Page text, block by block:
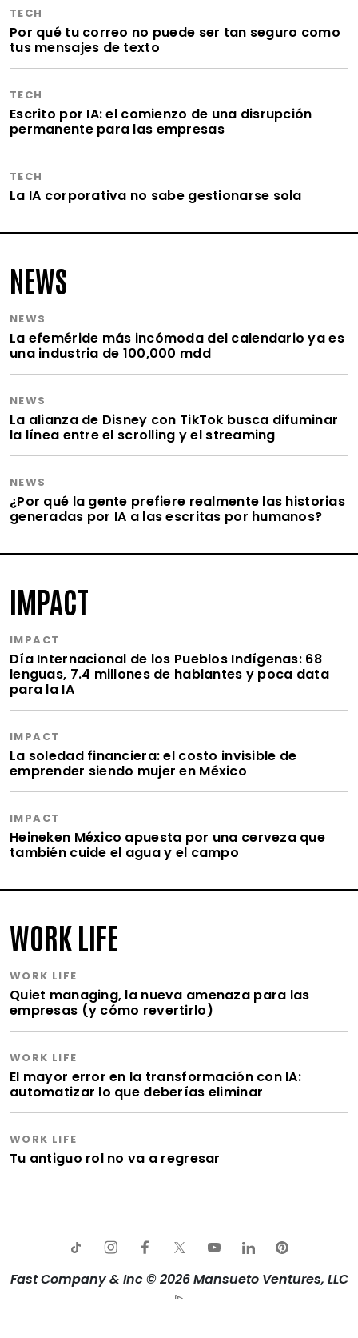
TECH
Por qué tu correo no puede ser tan seguro como
tus mensajes de texto
TECH
Escrito por IA: el comienzo de una disrupción
permanente para las empresas
TECH
La IA corporativa no sabe gestionarse sola
NEWS
NEWS
La efeméride más incómoda del calendario ya es
una industria de 100,000 mdd
NEWS
La alianza de Disney con TikTok busca difuminar
la línea entre el scrolling y el streaming
NEWS
¿Por qué la gente prefiere realmente las historias
generadas por IA a las escritas por humanos?
IMPACT
IMPACT
Día Internacional de los Pueblos Indígenas: 68
lenguas, 7.4 millones de hablantes y poca data
para la IA
IMPACT
La soledad financiera: el costo invisible de
emprender siendo mujer en México
IMPACT
Heineken México apuesta por una cerveza que
también cuide el agua y el campo
WORK LIFE
WORK LIFE
Quiet managing, la nueva amenaza para las
empresas (y cómo revertirlo)
WORK LIFE
El mayor error en la transformación con IA:
automatizar lo que deberías eliminar
WORK LIFE
Tu antiguo rol no va a regresar
Fast Company & Inc © 2026 Mansueto Ventures, LLC